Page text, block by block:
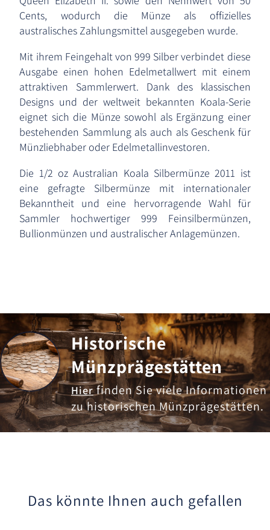
Cents, wodurch die Münze als offizielles
australisches Zahlungsmittel ausgegeben wurde.
Mit ihrem Feingehalt von 999 Silber verbindet diese
Ausgabe einen hohen Edelmetallwert mit einem
attraktiven Sammlerwert. Dank des klassischen
Designs und der weltweit bekannten Koala-Serie
eignet sich die Münze sowohl als Ergänzung einer
bestehenden Sammlung als auch als Geschenk für
Münzliebhaber oder Edelmetallinvestoren.
Die 1/2 oz Australian Koala Silbermünze 2011 ist
eine gefragte Silbermünze mit internationaler
Bekanntheit und eine hervorragende Wahl für
Sammler hochwertiger 999 Feinsilbermünzen,
Bullionmünzen und australischer Anlagemünzen.
Historische
Münzprägestätten
Hierfinden Sie viele Informationen
zu historischen Münzprägestätten.
Das könnte Ihnen auch gefallen